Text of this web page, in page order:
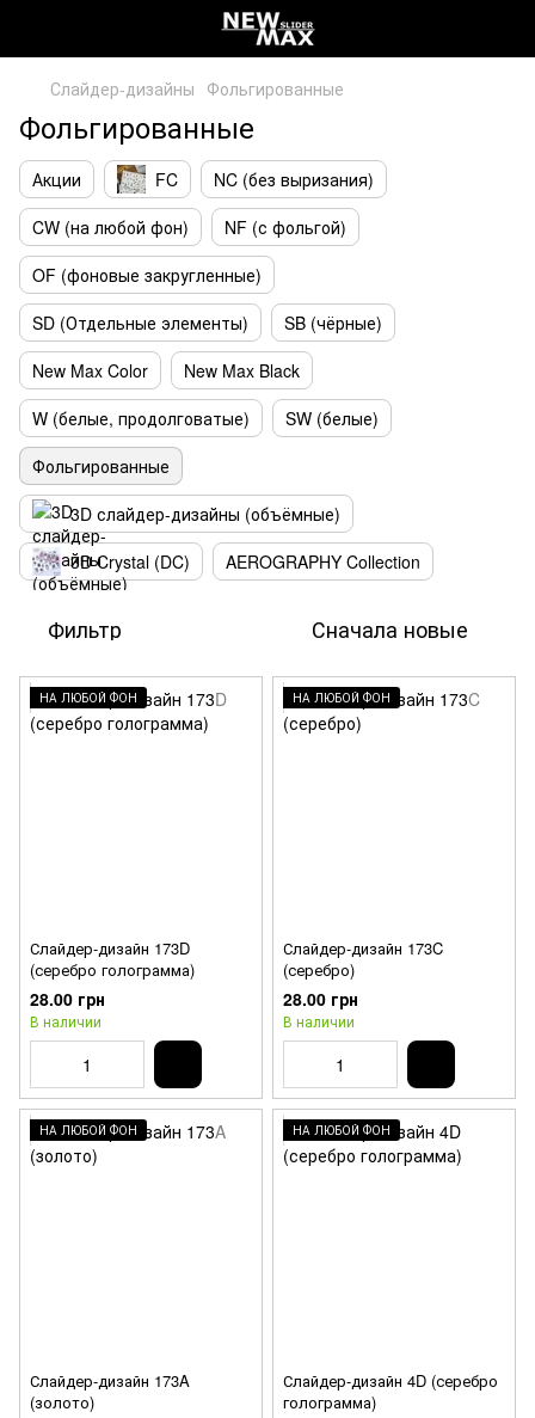
Слайдер-дизайны Фольгированные
Фольгированные
Акции FC
NC (без выризания)
CW (на любой фон)
NF (с фольгой)
OF (фоновые закругленные)
SD (Отдельные элементы)
SB (чёрные)
New Max Color
New Max Black
W (белые, продолговатые)
SW (белые)
Фольгированные
3D слайдер-дизайны (объёмные)
3D Crystal (DC)
AEROGRAPHY Collection
Фильтр Сначала новые
НА ЛЮБОЙ ФОН
Слайдер-дизайн 173D
(серебро голограмма)
28.00 грн
В наличии
НА ЛЮБОЙ ФОН
Слайдер-дизайн 173C
(серебро)
28.00 грн
В наличии
НА ЛЮБОЙ ФОН
Слайдер-дизайн 173A
(золото)
НА ЛЮБОЙ ФОН
Слайдер-дизайн 4D (серебро
голограмма)